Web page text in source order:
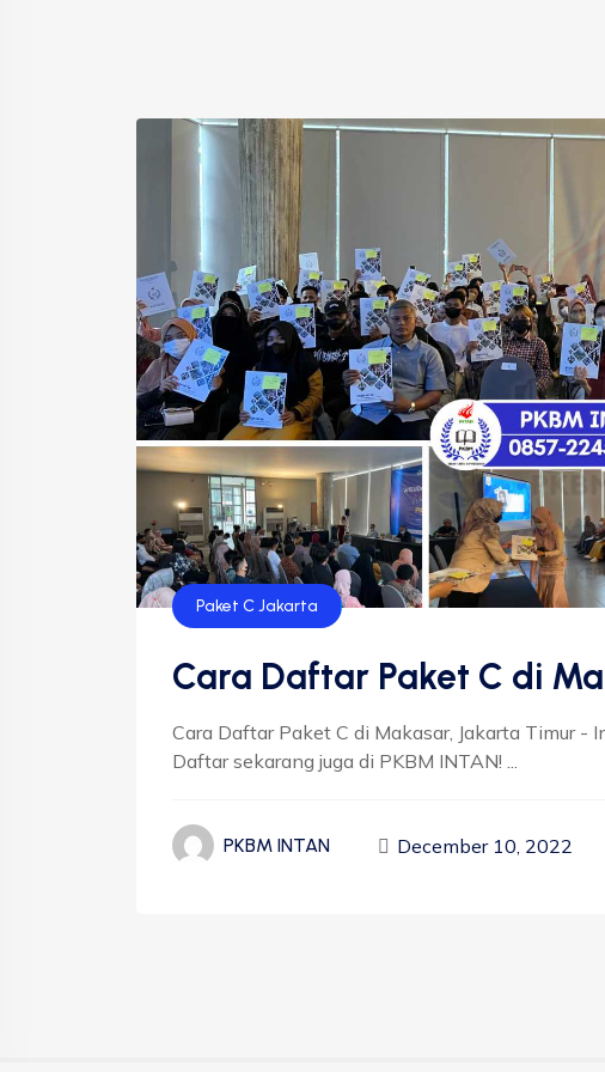
Paket C Jakarta
Cara Daftar Paket C di
Cara Daftar Paket C di Makasar, Jakarta Timur -
Daftar sekarang juga di PKBM INTAN! ...
PKBM INTAN December 10, 2022